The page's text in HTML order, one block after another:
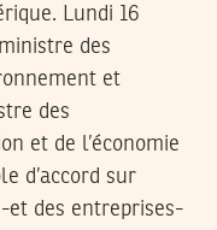
Lundi 16
des
et
des
et de l’économie
d’accord sur
et des entreprises-